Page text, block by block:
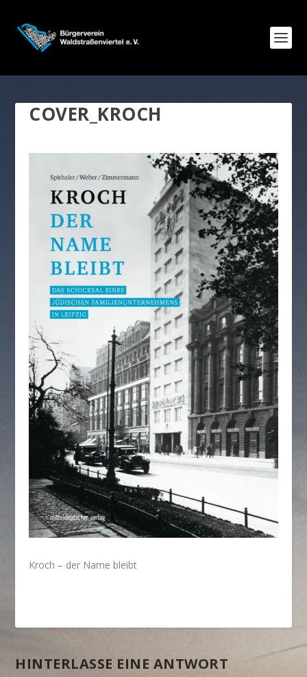
COVER_KROCH
Kroch – der Name bleibt
HINTERLASSE EINE ANTWORT